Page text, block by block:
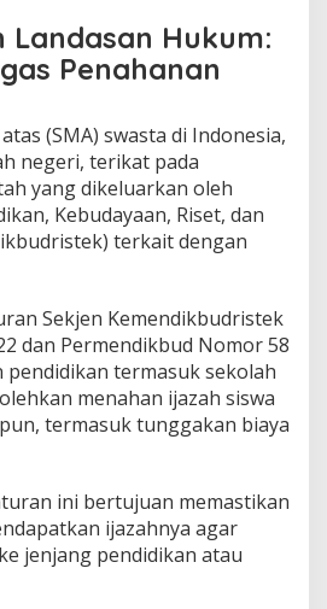
Landasan Hukum:
Penahanan
(SMA) swasta di Indonesia,
negeri, terikat pada
yang dikeluarkan oleh
Kebudayaan, Riset, dan
terkait dengan
Sekjen Kemendikbudristek
dan Permendikbud Nomor 58
pendidikan termasuk sekolah
menahan ijazah siswa
termasuk tunggakan biaya
ini bertujuan memastikan
ijazahnya agar
jenjang pendidikan atau